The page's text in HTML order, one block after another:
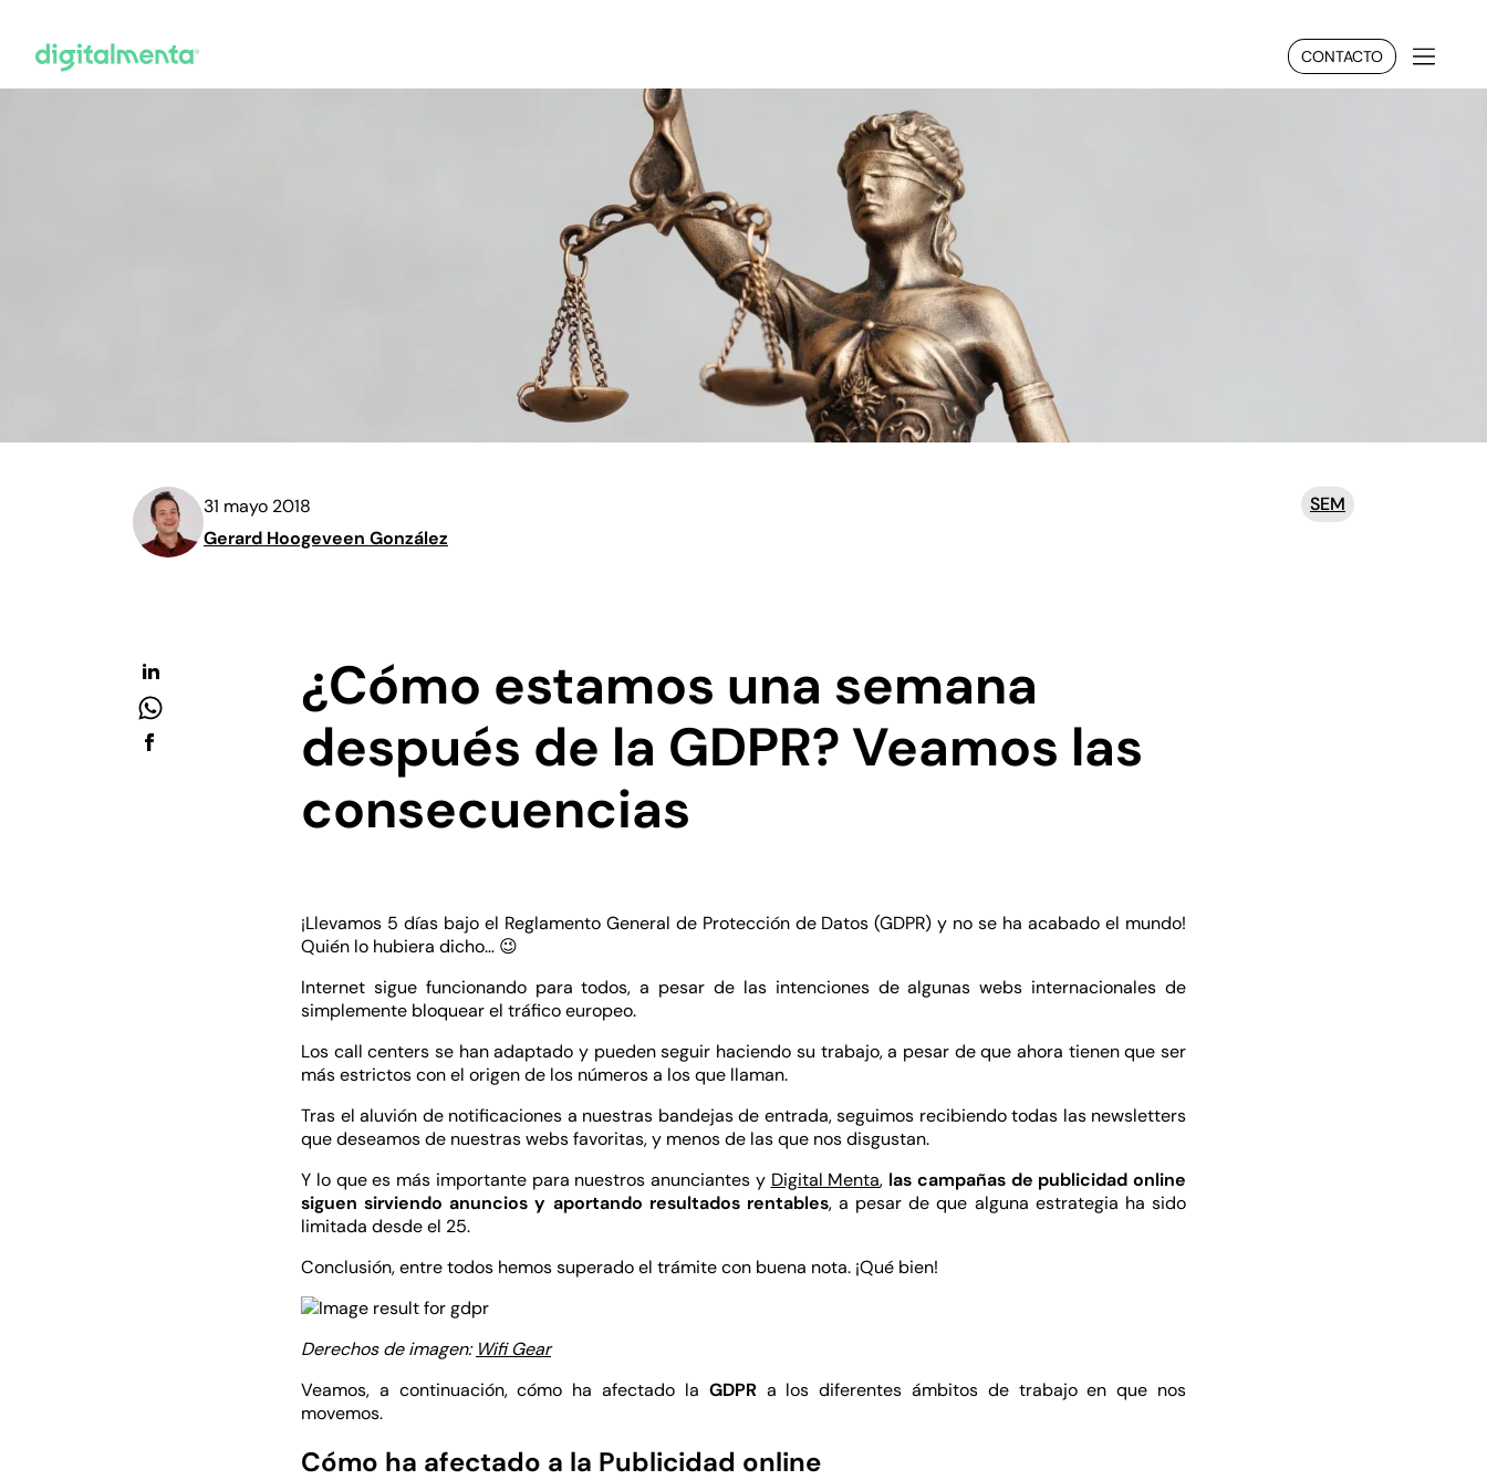
CONTACTO
31 mayo 2018
Gerard Hoogeveen González
SEM
¿Cómo estamos una semana
después de la GDPR? Veamos las
consecuencias
¡Llevamos 5 días bajo el Reglamento General de Protección de Datos (GDPR) y no se ha acabado el mundo!
Quién lo hubiera dicho… 😉
Internet sigue funcionando para todos, a pesar de las intenciones de algunas webs internacionales de
simplemente bloquear el tráfico europeo.
Los call centers se han adaptado y pueden seguir haciendo su trabajo, a pesar de que ahora tienen que ser
más estrictos con el origen de los números a los que llaman.
Tras el aluvión de notificaciones a nuestras bandejas de entrada, seguimos recibiendo todas las newsletters
que deseamos de nuestras webs favoritas, y menos de las que nos disgustan.
Y lo que es más importante para nuestros anunciantes y Digital Menta, las campañas de publicidad online
siguen sirviendo anuncios y aportando resultados rentables, a pesar de que alguna estrategia ha sido
limitada desde el 25.
Conclusión, entre todos hemos superado el trámite con buena nota. ¡Qué bien!
Derechos de imagen: Wifi Gear
Veamos, a continuación, cómo ha afectado la GDPRa los diferentes ámbitos de trabajo en que nos
movemos.
Cómo ha afectado a la Publicidad online